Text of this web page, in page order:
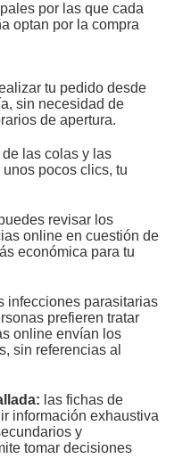
por las que cada
optan por la compra
tu pedido desde
sin necesidad de
de apertura.
las colas y las
pocos clics, tu
revisar los
online en cuestión de
económica para tu
infecciones parasitarias
prefieren tratar
online envían los
sin referencias al
las fichas de
información exhaustiva
y
tomar decisiones